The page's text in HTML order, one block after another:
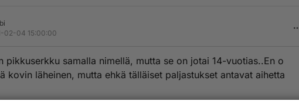
02-04 15:00:00
pikkuserkku samalla nimellä, mutta se on jotai 14-vuotias..En o
kovin läheinen, mutta ehkä tälläiset paljastukset antavat aihetta